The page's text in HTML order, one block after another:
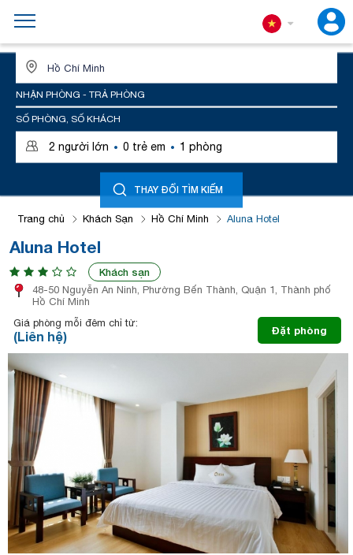
NHẬN PHÒNG - TRẢ PHÒNG
SỐ PHÒNG, SỐ KHÁCH
2 người lớn · 0 trẻ em · 1 phòng
THAY ĐỔI TÌM KIẾM
Trang chủ Khách Sạn Hồ Chí Minh Aluna Hotel
Aluna Hotel
Khách sạn
48-50 Nguyễn An Ninh, Phường Bến Thành, Quận 1, Thành phố
Hồ Chí Minh
Giá phòng mỗi đêm chỉ từ:
(Liên hệ) Đặt phòng